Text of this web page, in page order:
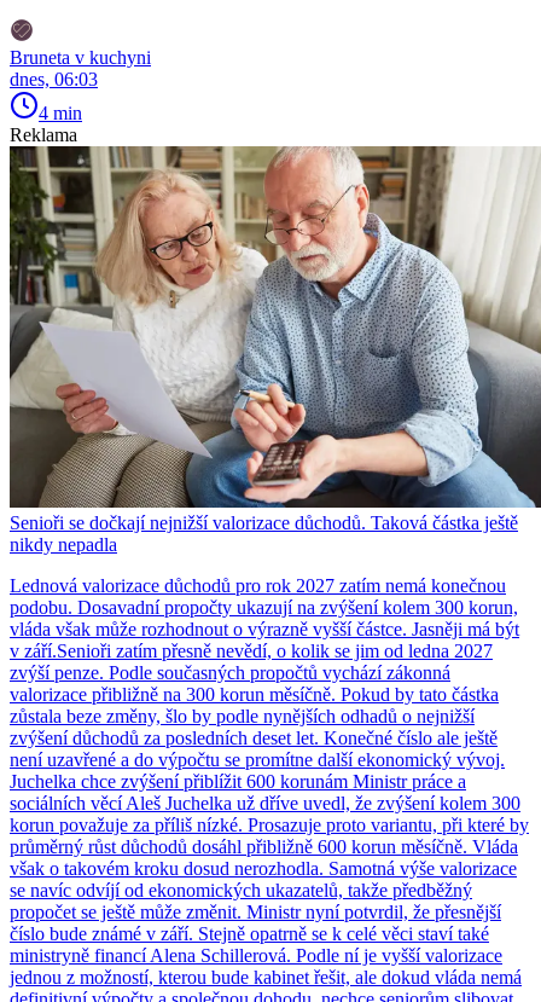
Bruneta v kuchyni
dnes, 06:03
4 min
Reklama
Senioři se dočkají nejnižší valorizace důchodů. Taková částka ještě
nikdy nepadla
Lednová valorizace důchodů pro rok 2027 zatím nemá konečnou
podobu. Dosavadní propočty ukazují na zvýšení kolem 300 korun,
vláda však může rozhodnout o výrazně vyšší částce. Jasněji má být
v září.Senioři zatím přesně nevědí, o kolik se jim od ledna 2027
zvýší penze. Podle současných propočtů vychází zákonná
valorizace přibližně na 300 korun měsíčně. Pokud by tato částka
zůstala beze změny, šlo by podle nynějších odhadů o nejnižší
zvýšení důchodů za posledních deset let. Konečné číslo ale ještě
není uzavřené a do výpočtu se promítne další ekonomický vývoj.
Juchelka chce zvýšení přiblížit 600 korunám Ministr práce a
sociálních věcí Aleš Juchelka už dříve uvedl, že zvýšení kolem 300
korun považuje za příliš nízké. Prosazuje proto variantu, při které by
průměrný růst důchodů dosáhl přibližně 600 korun měsíčně. Vláda
však o takovém kroku dosud nerozhodla. Samotná výše valorizace
se navíc odvíjí od ekonomických ukazatelů, takže předběžný
propočet se ještě může změnit. Ministr nyní potvrdil, že přesnější
číslo bude známé v září. Stejně opatrně se k celé věci staví také
ministryně financí Alena Schillerová. Podle ní je vyšší valorizace
jednou z možností, kterou bude kabinet řešit, ale dokud vláda nemá